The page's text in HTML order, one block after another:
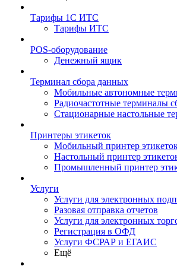
Тарифы 1С ИТС
Тарифы ИТС
POS-оборудование
Денежный ящик
Терминал сбора данных
Мобильные автономные
Радиочастотные терминалы
Стационарные настольные
Принтеры этикеток
Мобильный принтер
Настольный принтер
Промышленный принтер
Услуги
Услуги для электронных
Разовая отправка отчетов
Услуги для электронных
Регистрация в ОФД
Услуги ФСРАР и ЕГАИС
Ещё